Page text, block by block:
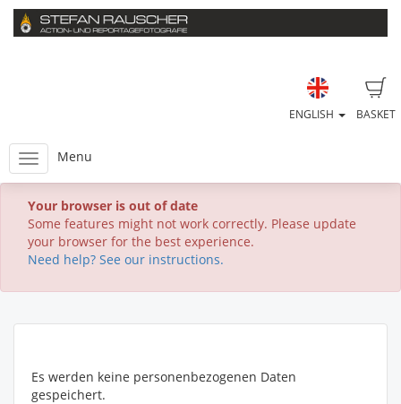
BASKET
ENGLISH
Menu
Your browser is out of date
Some features might not work correctly. Please update
your browser for the best experience.
Need help? See our instructions.
Es werden keine personenbezogenen Daten
gespeichert.